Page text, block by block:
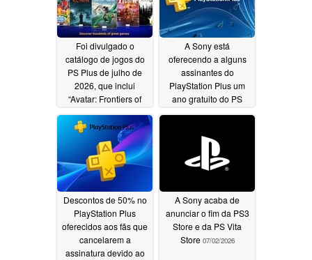
Foi divulgado o
catálogo de jogos do
PS Plus de julho de
2026, que inclui
“Avatar: Frontiers of
e muito mais07/15/2026
A Sony está
oferecendo a alguns
assinantes do
PlayStation Plus um
ano gratuito do PS
07/15/2026
Descontos de 50% no
PlayStation Plus
oferecidos aos fãs que
cancelarem a
assinatura devido ao
A Sony acaba de
anunciar o fim da PS3
Store e da PS Vita
Store 07/02/2026